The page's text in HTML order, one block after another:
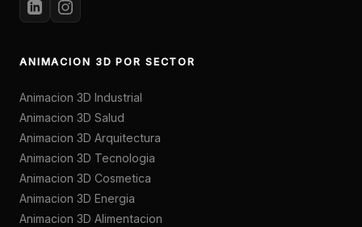
ANIMACION 3D POR SECTOR
Animacion 3D Industrial
Animacion 3D Salud
Animacion 3D Arquitectura
Animacion 3D Tecnologia
Animacion 3D Cosmetica
Animacion 3D Energia
Animacion 3D Alimentacion